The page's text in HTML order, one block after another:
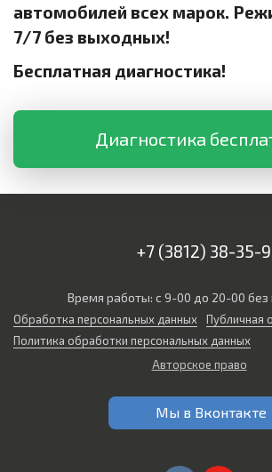
автомобилей всех марок.
7/7 без выходных!
Бесплатная диагностика!
Диагностика
+7 (3812) 38-35-
Время работы: с 9-00 до 20-00
Обработка персональных данных
Публичная
Политика обработки персональных данных
Авторское право
Мы в Вконтакте